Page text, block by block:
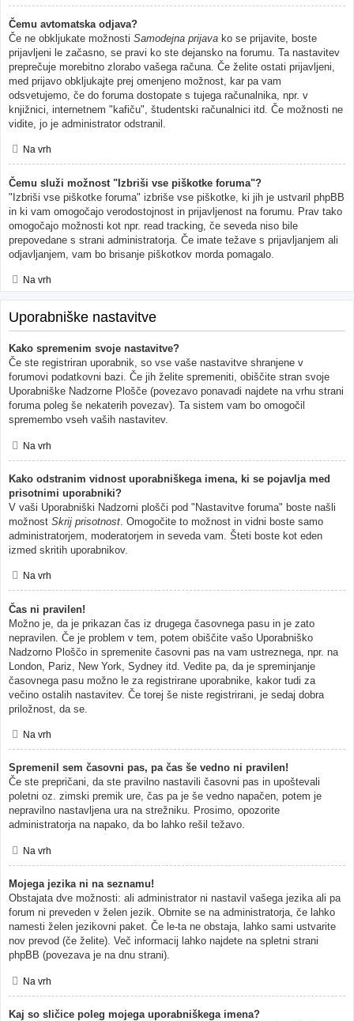
Čemu avtomatska odjava?
Če ne obkljukate možnosti Samodejna prijava ko se prijavite, boste
prijavljeni le začasno, se pravi ko ste dejansko na forumu. Ta nastavitev
preprečuje morebitno zlorabo vašega računa. Če želite ostati prijavljeni,
med prijavo obkljukajte prej omenjeno možnost, kar pa vam
odsvetujemo, če do foruma dostopate s tujega računalnika, npr. v
knjižnici, internetnem "kafiču", študentski računalnici itd. Če možnosti ne
vidite, jo je administrator odstranil.
Na vrh
Čemu služi možnost "Izbriši vse piškotke foruma"?
"Izbriši vse piškotke foruma" izbriše vse piškotke, ki jih je ustvaril phpBB
in ki vam omogočajo verodostojnost in prijavljenost na forumu. Prav tako
omogočajo možnosti kot npr. read tracking, če seveda niso bile
prepovedane s strani administratorja. Če imate težave s prijavljanjem ali
odjavljanjem, vam bo brisanje piškotkov morda pomagalo.
Na vrh
Uporabniške nastavitve
Kako spremenim svoje nastavitve?
Če ste registriran uporabnik, so vse vaše nastavitve shranjene v
forumovi podatkovni bazi. Če jih želite spremeniti, obiščite stran svoje
Uporabniške Nadzorne Plošče (povezavo ponavadi najdete na vrhu strani
foruma poleg še nekaterih povezav). Ta sistem vam bo omogočil
spremembo vseh vaših nastavitev.
Na vrh
Kako odstranim vidnost uporabniškega imena, ki se pojavlja med
prisotnimi uporabniki?
V vaši Uporabniški Nadzorni plošči pod "Nastavitve foruma" boste našli
možnost Skrij prisotnost . Omogočite to možnost in vidni boste samo
administratorjem, moderatorjem in seveda vam. Šteti boste kot eden
izmed skritih uporabnikov.
Na vrh
Čas ni pravilen!
Možno je, da je prikazan čas iz drugega časovnega pasu in je zato
nepravilen. Če je problem v tem, potem obiščite vašo Uporabniško
Nadzorno Ploščo in spremenite časovni pas na vam ustreznega, npr. na
London, Pariz, New York, Sydney itd. Vedite pa, da je spreminjanje
časovnega pasu možno le za registrirane uporabnike, kakor tudi za
večino ostalih nastavitev. Če torej še niste registrirani, je sedaj dobra
priložnost, da se.
Na vrh
Spremenil sem časovni pas, pa čas še vedno ni pravilen!
Če ste prepričani, da ste pravilno nastavili časovni pas in upoštevali
poletni oz. zimski premik ure, čas pa je še vedno napačen, potem je
nepravilno nastavljena ura na strežniku. Prosimo, opozorite
administratorja na napako, da bo lahko rešil težavo.
Na vrh
Mojega jezika ni na seznamu!
Obstajata dve možnosti: ali administrator ni nastavil vašega jezika ali pa
forum ni preveden v želen jezik. Obrnite se na administratorja, če lahko
namesti želen jezikovni paket. Če le-ta ne obstaja, lahko sami ustvarite
nov prevod (če želite). Več informacij lahko najdete na spletni strani
phpBB (povezava je na dnu strani).
Na vrh
Kaj so sličice poleg mojega uporabniškega imena?